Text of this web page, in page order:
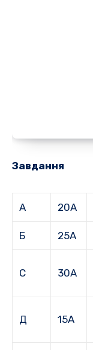
Завдання
А 20А
Б 25А
С 30А
Д 15А